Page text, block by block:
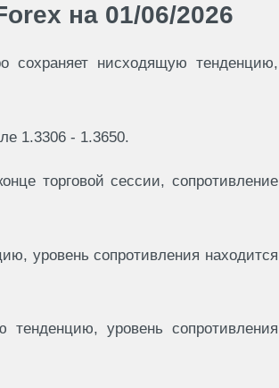
на 01/06/2026
сохраняет нисходящую тенденцию,
1.3306 - 1.3650.
торговой сессии, сопротивление
уровень сопротивления находится
тенденцию, уровень сопротивления